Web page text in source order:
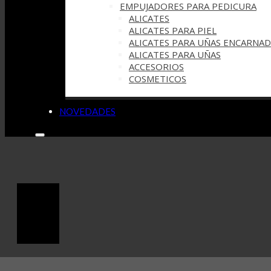
EMPUJADORES PARA PEDICURA
ALICATES
ALICATES PARA PIEL
ALICATES PARA UÑAS
ALICATES PARA UÑAS
ACCESORIOS
COSMETICOS
NOVEDADES